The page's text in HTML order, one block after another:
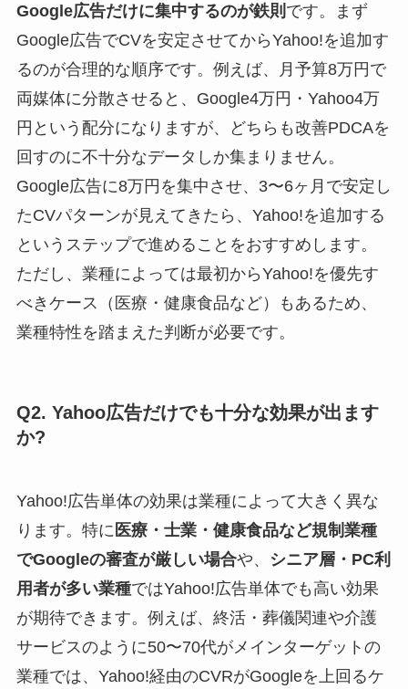
Google広告だけに集中するのが鉄則 です。まず
Google広告でCVを安定させてからYahoo!を追加す
るのが合理的な順序です。例えば、月予算8万円で
両媒体に分散させると、Google4万円・Yahoo4万
円という配分になりますが、どちらも改善PDCAを
回すのに不十分なデータしか集まりません。
Google広告に8万円を集中させ、3〜6ヶ月で安定し
たCVパターンが見えてきたら、Yahoo!を追加する
というステップで進めることをおすすめします。
ただし、業種によっては最初からYahoo!を優先す
べきケース（医療・健康食品など）もあるため、
業種特性を踏まえた判断が必要です。
Q2. Yahoo広告だけでも十分な効果が出ます
か?
Yahoo!広告単体の効果は業種によって大きく異な
ります。特に 医療・士業・健康食品など規制業種
でGoogleの審査が厳しい場合や、
シニア層・PC利
用者が多い業種ではYahoo!広告単体でも高い効果
が期待できます。例えば、終活・葬儀関連や介護
サービスのように50〜70代がメインターゲットの
業種では、Yahoo!経由のCVRがGoogleを上回るケ